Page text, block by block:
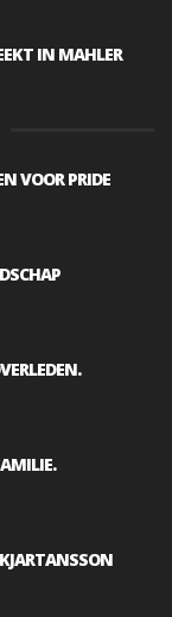
IN MAHLER
VOOR PRIDE